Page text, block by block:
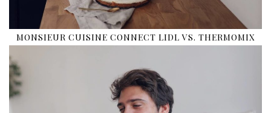
MONSIEUR CUISINE CONNECT LIDL VS. THERMOMIX